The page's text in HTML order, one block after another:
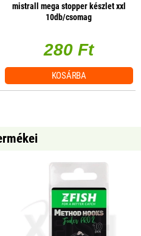
mistrall mega stopper készlet xxl
10db/csomag
280 Ft
KOSÁRBA